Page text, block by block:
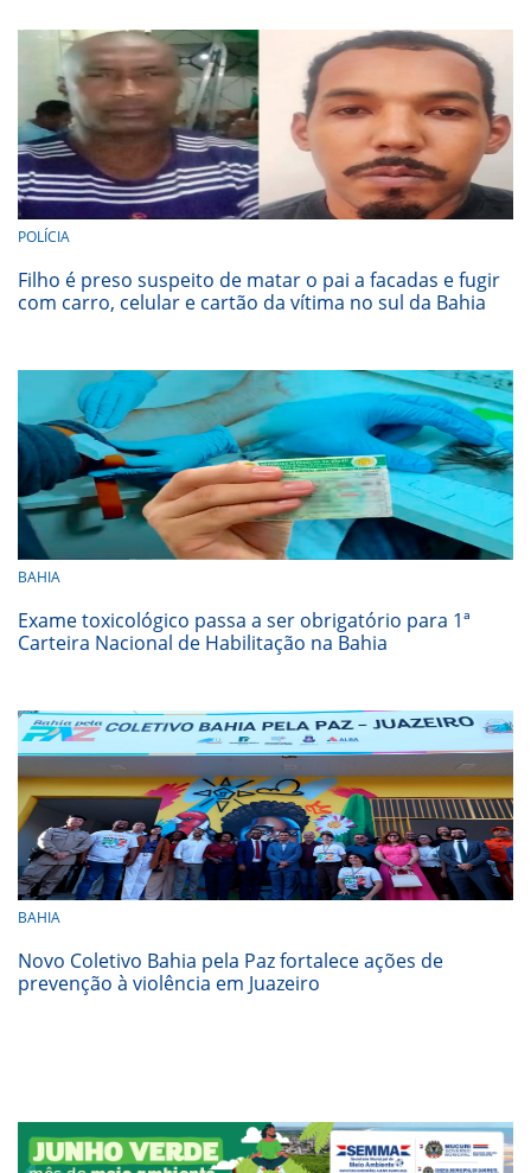
POLÍCIA
Filho é preso suspeito de matar o pai a facadas e fugir
com carro, celular e cartão da vítima no sul da Bahia
BAHIA
Exame toxicológico passa a ser obrigatório para 1ª
Carteira Nacional de Habilitação na Bahia
BAHIA
Novo Coletivo Bahia pela Paz fortalece ações de
prevenção à violência em Juazeiro